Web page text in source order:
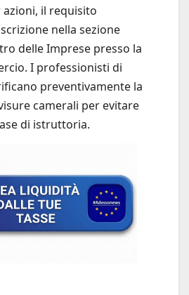
il requisito
nella sezione
delle Imprese presso la
I professionisti di
preventivamente la
camerali per evitare
di istruttoria.